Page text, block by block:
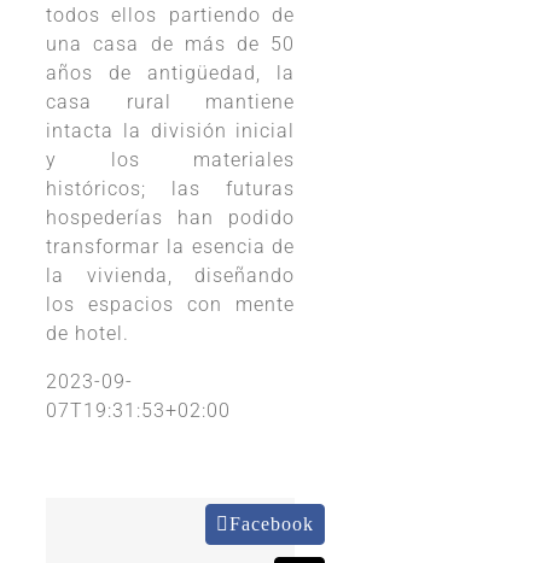
todos ellos partiendo de
una casa de más de 50
años de antigüedad, la
casa rural mantiene
intacta la división inicial
y los materiales
históricos; las futuras
hospederías han podido
transformar la esencia de
la vivienda, diseñando
los espacios con mente
de hotel.
2023-09-
07T19:31:53+02:00
Facebook